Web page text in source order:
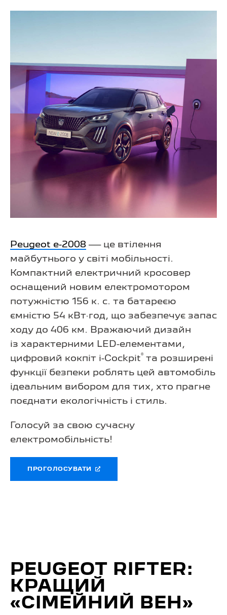
Peugeot e-2008 — це втілення
майбутнього у світі мобільності.
Компактний електричний кросовер
оснащений новим електромотором
потужністю 156 к. с. та батареєю
ємністю 54 кВт·год, що забезпечує запас
ходу до 406 км. Вражаючий дизайн
із характерними LED-елементами,
цифровий кокпіт i-Cockpit® та розширені
функції безпеки роблять цей автомобіль
ідеальним вибором для тих, хто прагне
поєднати екологічність і стиль.
Голосуй за свою сучасну
електромобільність!
ПРОГОЛОСУВАТИ
PEUGEOT RIFTER:
КРАЩИЙ
«СІМЕЙНИЙ ВЕН»